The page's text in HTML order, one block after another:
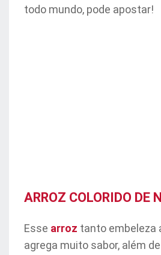
todo mundo, pode apostar!
ARROZ COLORIDO DE
Esse arroz tanto embeleza
agrega muito sabor, além